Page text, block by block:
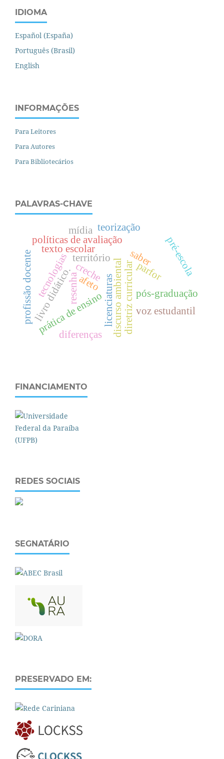
IDIOMA
Español (España)
Português (Brasil)
English
INFORMAÇÕES
Para Leitores
Para Autores
Para Bibliotecários
PALAVRAS-CHAVE
resenha
território
diretriz curricular
prática de ensino
texto escolar
políticas de avaliação
pós-graduação
saber
discurso ambiental
mídia
livro didático. licenciaturas
parfor
voz estudantil
pré-escola
creche
profissão docente tecnologias
teorização
diferenças
afeto
FINANCIAMENTO
REDES SOCIAIS
SEGNATÁRIO
PRESERVADO EM: